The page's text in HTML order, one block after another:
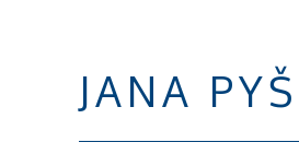
JANA